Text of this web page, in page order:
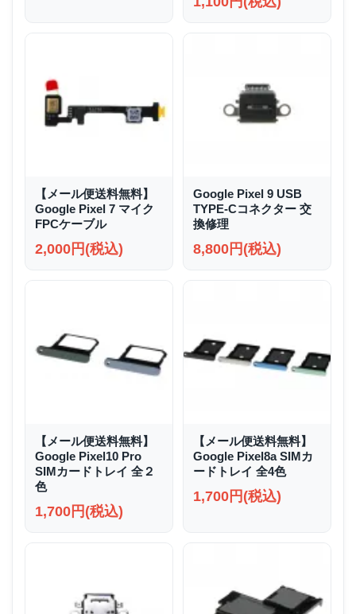
【メール便送料無料】
Google Pixel 7 マイク
FPCケーブル
2,000円(税込)
Google Pixel 9 USB
TYPE-Cコネクター 交
換修理
8,800円(税込)
【メール便送料無料】
Google Pixel10 Pro
SIMカードトレイ 全２
色
1,700円(税込)
【メール便送料無料】
Google Pixel8a SIMカ
ードトレイ 全4色
1,700円(税込)